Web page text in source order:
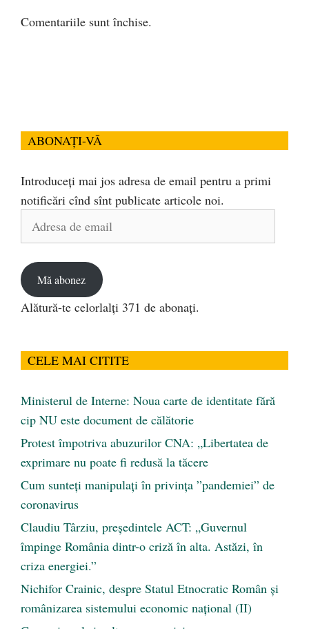
Comentariile sunt închise.
ABONAȚI-VĂ
Introduceți mai jos adresa de email pentru a primi
notificări cînd sînt publicate articole noi.
Adresa
Mă abonez
Alătură-te celorlalți 371 de abonați.
CELE MAI CITITE
Ministerul de Interne: Noua carte de identitate fără
cip NU este document de călătorie
Protest împotriva abuzurilor CNA: „Libertatea de
exprimare nu poate fi redusă la tăcere
Cum sunteți manipulați în privința ”pandemiei” de
coronavirus
Claudiu Târziu, președintele ACT: „Guvernul
împinge România dintr-o criză în alta. Astăzi, în
criza energiei.”
Nichifor Crainic, despre Statul Etnocratic Român şi
românizarea sistemului economic naţional (II)